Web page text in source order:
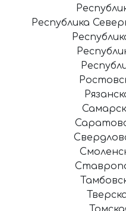
Республика